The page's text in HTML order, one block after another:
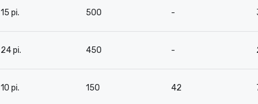
15 pi. 500 -
24 pi. 450 -
10 pi. 150 42